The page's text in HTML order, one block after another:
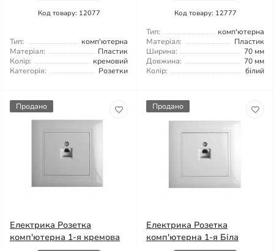
Код товару: 12077
Тип:
комп'ютерна
Матеріал:
Пластик
Колір:
кремовий
Категорія:
Розетки
Код товару: 12777
Тип:
комп'ютерна
Матеріал:
Пластик
Ширина:
70 мм
Довжина:
70 мм
Колір:
білий
Продано
Електрика Розетка
комп'ютерна 1-я кремова
Продано
Електрика Розетка
комп'ютерна 1-я Біла